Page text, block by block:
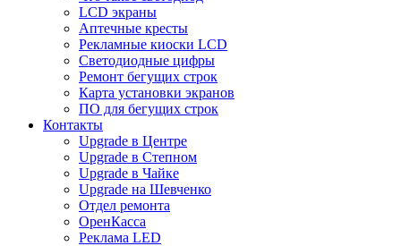
LCD экраны
Аптечные кресты
Рекламные киоски LCD
Светодиодные цифры
Ремонт бегущих строк
Карта установки экранов
ПО для бегущих строк
Контакты
Upgrade в Центре
Upgrade в Степном
Upgrade в Чайке
Upgrade на Шевченко
Отдел ремонта
ОренКасса
Реклама LED